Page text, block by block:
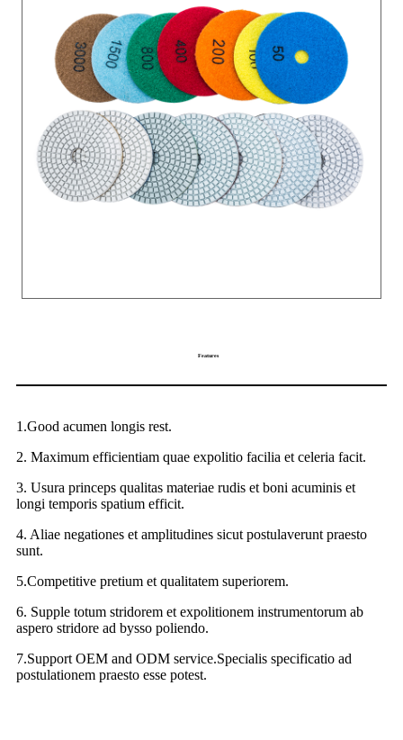
Features
1.Good acumen longis rest.
2. Maximum efficientiam quae expolitio facilia et celeria facit.
3. Usura princeps qualitas materiae rudis et boni acuminis et
longi temporis spatium efficit.
4. Aliae negationes et amplitudines sicut postulaverunt praesto
sunt.
5.Competitive pretium et qualitatem superiorem.
6. Supple totum stridorem et expolitionem instrumentorum ab
aspero stridore ad bysso poliendo.
7.Support OEM and ODM service.Specialis specificatio ad
postulationem praesto esse potest.